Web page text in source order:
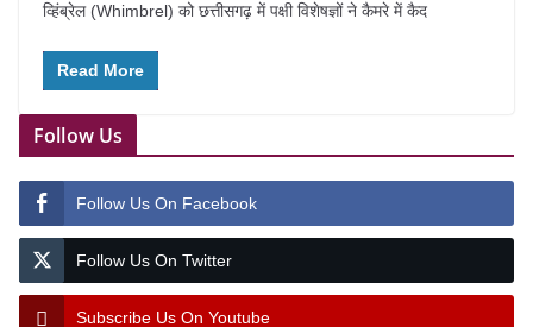
व्हिंब्रेल (Whimbrel) को छत्तीसगढ़ में पक्षी विशेषज्ञों ने कैमरे में कैद
Read More
Follow Us
Follow Us On Facebook
Follow Us On Twitter
Subscribe Us On Youtube